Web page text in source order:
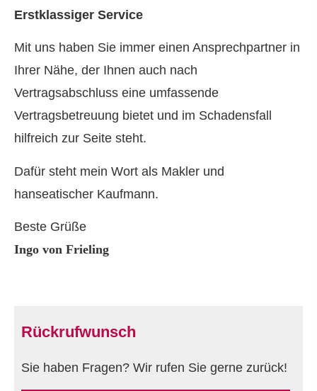
Erstklassiger Service
Mit uns haben Sie immer einen Ansprechpartner in
Ihrer Nähe, der Ihnen auch nach
Vertragsabschluss eine umfassende
Vertragsbetreuung bietet und im Schadensfall
hilfreich zur Seite steht.
Dafür steht mein Wort als Makler und
hanseatischer Kaufmann.
Beste Grüße
Ingo von Frieling
Rückrufwunsch
Sie haben Fragen? Wir rufen Sie gerne zurück!